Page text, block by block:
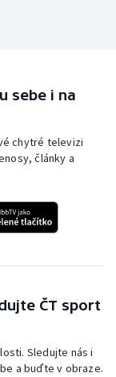
sebe i na
chytré televizi
články a
ČT sport
Sledujte nás i
a buďte v obraze.